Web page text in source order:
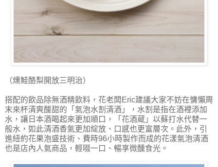
（燻鮭酪梨開放三明治）
搭配的飲品除無酒精飲料，花老闆Eric建議大家不妨在慵懶周
末來杯清爽酸甜的「氣泡水割清酒」，水割是指在酒裡添加
水，讓日本酒喝起來更加順口，「花酒蔵」以蘇打水代替一
般水，如此清酒香氣更加綻放、口感也更富層次。此外，引
進紐約花果泡盛技術、費時96小時製作而成的花漾氣泡清酒
也是店內人氣商品，輕啜一口、暢享微醺食光。